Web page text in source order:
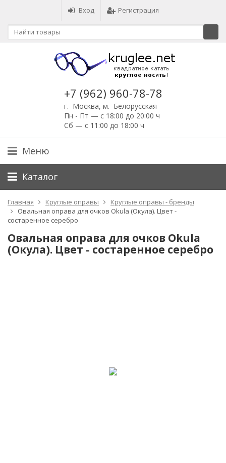
Вход Регистрация
+7 (962) 960-78-78
г. Москва, м. Белорусская
Пн - Пт — с 18:00 до 20:00 ч
Сб — с 11:00 до 18:00 ч
Меню
Каталог
Главная Круглые оправы
Круглые оправы - бренды
Овальная оправа для очков Okula (Окула). Цвет -
состаренное серебро
Овальная оправа для очков Okula
(Окула). Цвет - состаренное серебро